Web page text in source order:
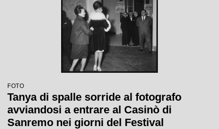
FOTO
Tanya di spalle sorride al fotografo
avviandosi a entrare al Casinò di
Sanremo nei giorni del Festival